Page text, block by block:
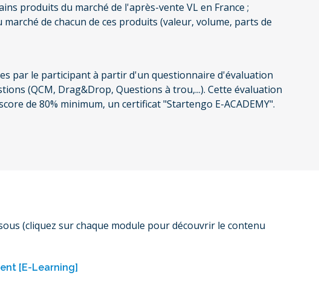
produits du marché de l'après-vente VL en France ;
de chacun de ces produits (valeur, volume, parts de
par le participant à partir d'un questionnaire d'évaluation
(QCM, Drag&Drop, Questions à trou,...). Cette évaluation
de 80% minimum, un certificat "Startengo E-ACADEMY".
(cliquez sur chaque module pour découvrir le contenu
[E-Learning]